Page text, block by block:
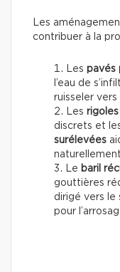
Les
contribuer à la
Les pavés
l’eau de
ruisseler vers
Les
discrets et
surélevées
naturellement.
Le baril
gouttières
dirigé vers le
pour